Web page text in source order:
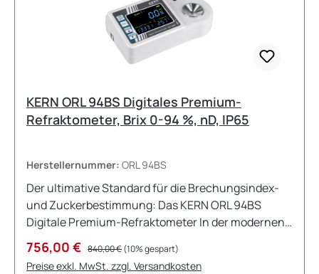
KERN ORL 94BS Digitales Premium-
Refraktometer, Brix 0-94 %, nD, IP65
Herstellernummer: ORL 94BS
Der ultimative Standard für die Brechungsindex-
und Zuckerbestimmung: Das KERN ORL 94BS
Digitale Premium-Refraktometer In der modernen,
industriellen Qualitätskontrolle, der
hochkomplexen Lebensmitteltechnologie, der
Verkaufspreis:
756,00 € Regulärer Preis:
840,00 €(10% gespart)
Preise exkl. MwSt. zzgl. Versandkosten